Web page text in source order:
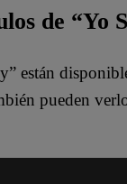
de “Yo
están
pueden